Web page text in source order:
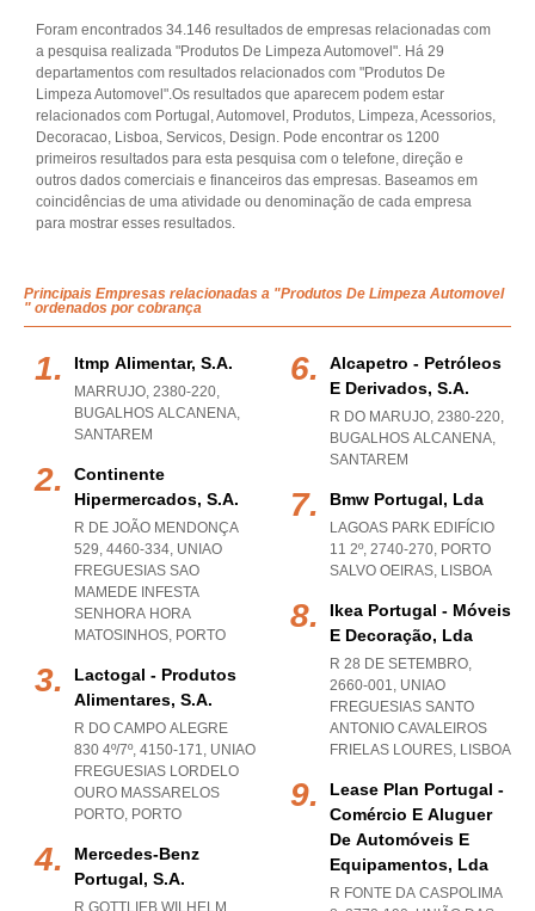
Foram encontrados 34.146 resultados de empresas relacionadas com
a pesquisa realizada "Produtos De Limpeza Automovel". Há 29
departamentos com resultados relacionados com "Produtos De
Limpeza Automovel".Os resultados que aparecem podem estar
relacionados com Portugal, Automovel, Produtos, Limpeza, Acessorios,
Decoracao, Lisboa, Servicos, Design. Pode encontrar os 1200
primeiros resultados para esta pesquisa com o telefone, direção e
outros dados comerciais e financeiros das empresas. Baseamos em
coincidências de uma atividade ou denominação de cada empresa
para mostrar esses resultados.
Principais Empresas relacionadas a "Produtos De Limpeza Automovel
" ordenados por cobrança
Itmp Alimentar, S.a.
MARRUJO, 2380-220,
BUGALHOS ALCANENA,
SANTAREM
Continente
Hipermercados, S.a.
R DE JOÃO MENDONÇA
529, 4460-334, UNIAO
FREGUESIAS SAO
MAMEDE INFESTA
SENHORA HORA
MATOSINHOS, PORTO
Lactogal - Produtos
Alimentares, S.a.
R DO CAMPO ALEGRE
830 4º/7º, 4150-171, UNIAO
FREGUESIAS LORDELO
OURO MASSARELOS
PORTO, PORTO
Mercedes-Benz
Portugal, S.a.
R GOTTLIEB WILHELM
Alcapetro - Petróleos
E Derivados, S.a.
R DO MARUJO, 2380-220,
BUGALHOS ALCANENA,
SANTAREM
Bmw Portugal, Lda
LAGOAS PARK EDIFÍCIO
11 2º, 2740-270, PORTO
SALVO OEIRAS, LISBOA
Ikea Portugal - Móveis
E Decoração, Lda
R 28 DE SETEMBRO,
2660-001, UNIAO
FREGUESIAS SANTO
ANTONIO CAVALEIROS
FRIELAS LOURES, LISBOA
Lease Plan Portugal -
Comércio E Aluguer
De Automóveis E
Equipamentos, Lda
R FONTE DA CASPOLIMA